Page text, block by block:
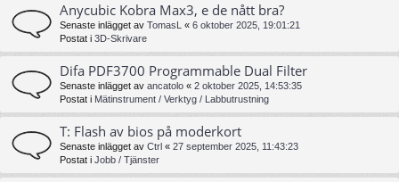
Anycubic Kobra Max3, e de nått bra?
Senaste inlägget av TomasL « 6 oktober 2025, 19:01:21
Postat i 3D-Skrivare
Difa PDF3700 Programmable Dual Filter
Senaste inlägget av ancatolo « 2 oktober 2025, 14:53:35
Postat i Mätinstrument / Verktyg / Labbutrustning
T: Flash av bios på moderkort
Senaste inlägget av Ctrl « 27 september 2025, 11:43:23
Postat i Jobb / Tjänster